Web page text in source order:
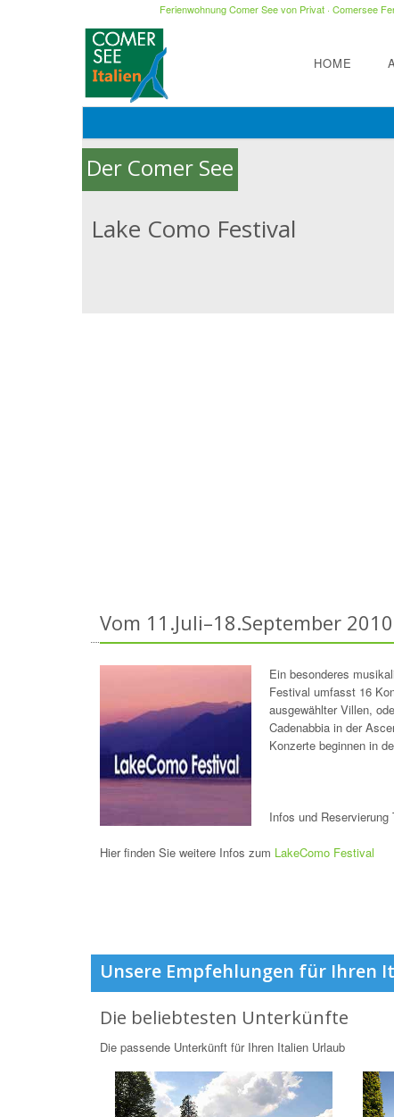
Ferienwohnung Comer See von Privat· Comersee
HOME
Der Comer See
Lake Como Festival
Vom 11.Juli–18.September
Ein besonderes
Festival umfasst 16
ausgewählter Villen,
Cadenabbia in der
Konzerte beginnen in
Infos und Reservierung
Hier finden Sie weitere Infos zum LakeComo Festival
Unsere Empfehlungen für Ihren
Die beliebtesten Unterkünfte
Die passende Unterkünft für Ihren Italien Urlaub